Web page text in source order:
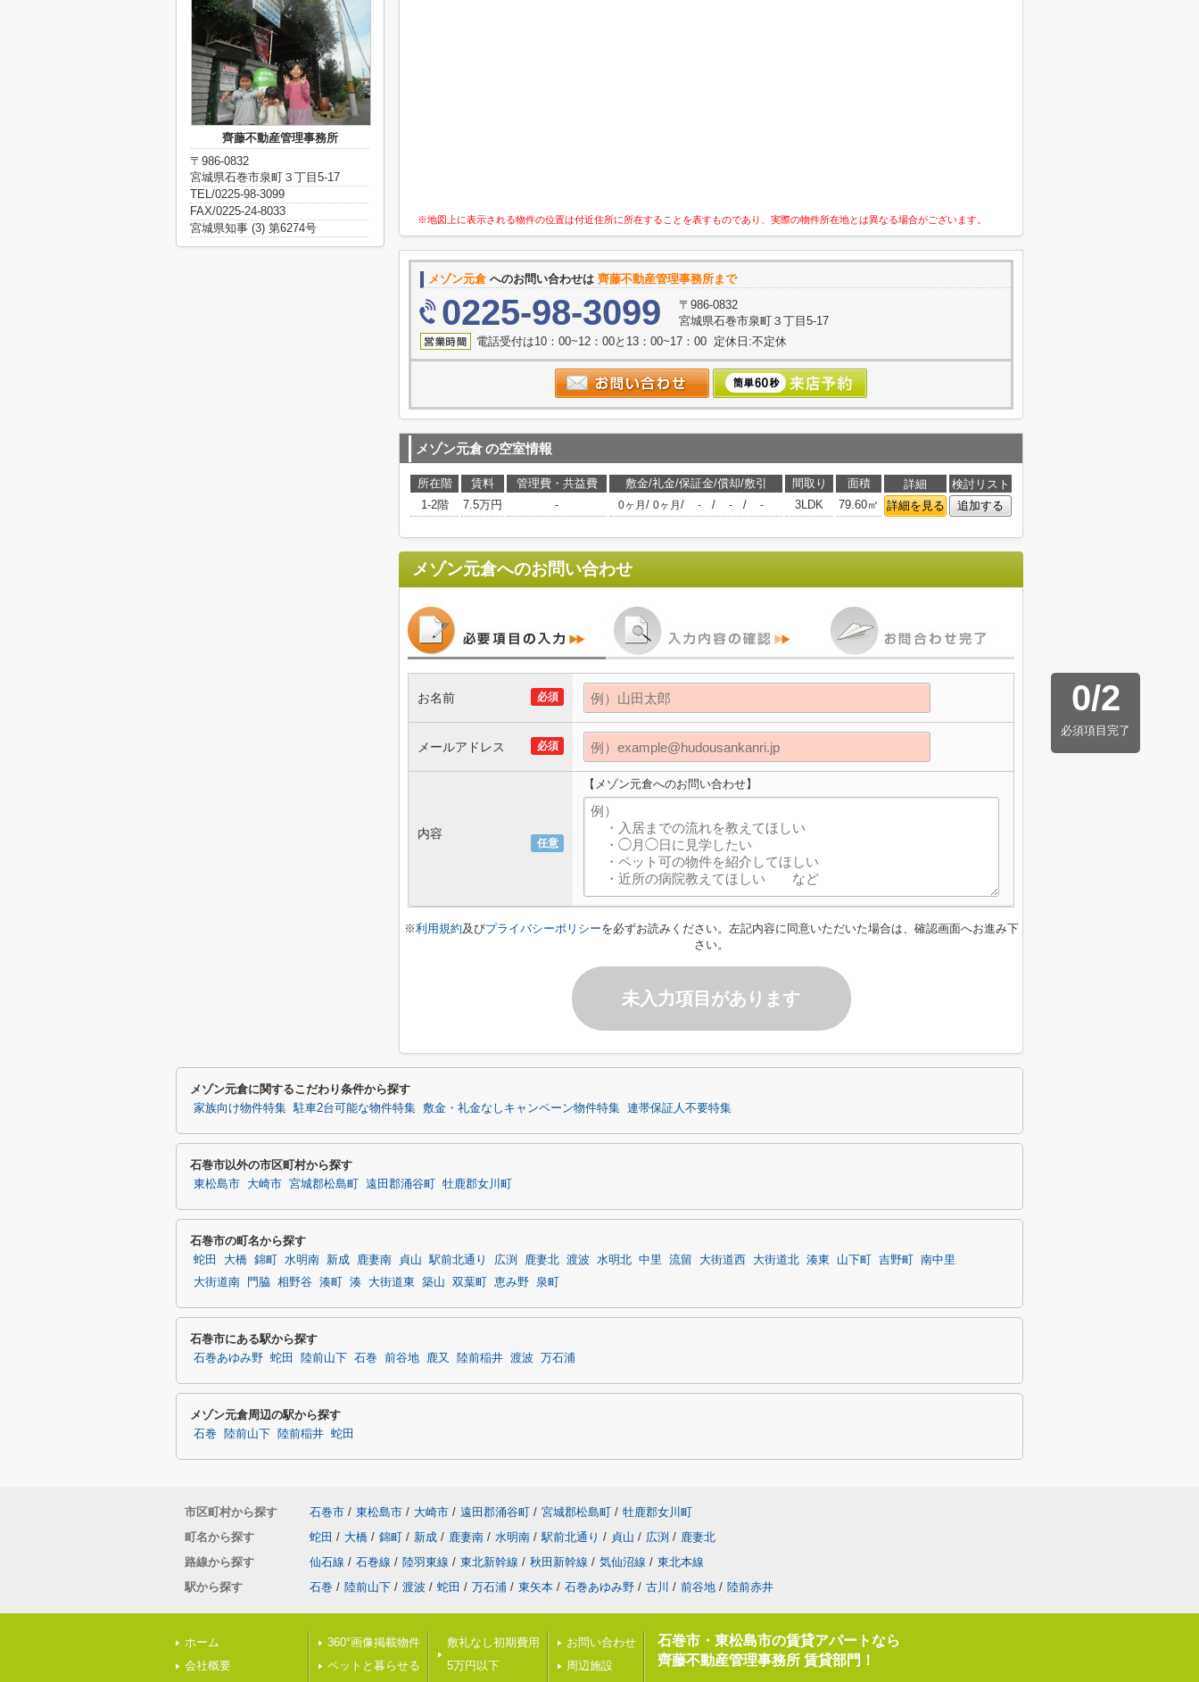
※地図上に表示される物件の位置は付近住所に所在することを表すものであり、実際の物件所在地とは異なる場合がございます。
メゾン元倉 へのお問い合わせは 齊藤不動産管理事務所まで
0225-98-3099
〒986-0832
宮城県石巻市泉町３丁目5-17
電話受付は10：00~12：00と13：00~17：00 定休日:不定休
メゾン元倉の空室情報
所在階 賃料 管理費・共益費 敷金/礼金/保証金/償却/敷引 間取り 面積 詳細
検討リスト
1-2階
7.5万円 - 0ヶ月 / 0ヶ月 / - / - / - 3LDK 79.60㎡ 詳細を見る 追加する
メゾン元倉へのお問い合わせ
0/2
必須項目完了
必須
お名前
必須
メールアドレス
任意
内容
【メゾン元倉へのお問い合わせ】
※利用規約及びプライバシーポリシーを必ずお読みください。左記内容に同意いただいた場合は、確認画面へお進み下
さい。
未入力項目があります
齊藤不動産管理事務所
〒986-0832
宮城県石巻市泉町３丁目5-17
TEL/0225-98-3099
FAX/0225-24-8033
宮城県知事 (3) 第6274号
メゾン元倉に関するこだわり条件から探す
家族向け物件特集 駐車2台可能な物件特集 敷金・礼金なしキャンペーン物件特集 連帯保証人不要特集
石巻市以外の市区町村から探す
東松島市 大崎市 宮城郡松島町 遠田郡涌谷町 牡鹿郡女川町
石巻市の町名から探す
蛇田 大橋 錦町 水明南 新成 鹿妻南 貞山 駅前北通り 広渕 鹿妻北 渡波 水明北 中里 流留 大街道西 大街道北 湊東 山下町 吉野町
南中里
大街道南
門脇 相野谷 湊町 湊 大街道東 築山 双葉町 恵み野 泉町
石巻市にある駅から探す
石巻あゆみ野 蛇田 陸前山下 石巻 前谷地 鹿又 陸前稲井 渡波 万石浦
メゾン元倉周辺の駅から探す
石巻 陸前山下 陸前稲井 蛇田
市区町村から探す 石巻市 / 東松島市 / 大崎市 / 遠田郡涌谷町 / 宮城郡松島町 / 牡鹿郡女川町
町名から探す
蛇田 / 大橋 / 錦町 / 新成 / 鹿妻南 / 水明南 / 駅前北通り / 貞山 / 広渕 / 鹿妻北
路線から探す
仙石線 / 石巻線 / 陸羽東線 / 東北新幹線 / 秋田新幹線 / 気仙沼線 / 東北本線
駅から探す
石巻 / 陸前山下 / 渡波 / 蛇田 / 万石浦 / 東矢本 / 石巻あゆみ野 / 古川 / 前谷地 / 陸前赤井
ホーム
会社概要
360°画像掲載物件
ペットと暮らせる
敷礼なし初期費用
5万円以下
お問い合わせ
周辺施設
石巻市・東松島市の賃貸アパートなら
齊藤不動産管理事務所 賃貸部門！